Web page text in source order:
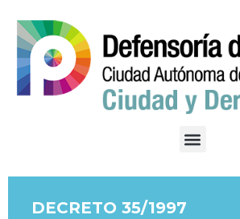
DECRETO 35/1997